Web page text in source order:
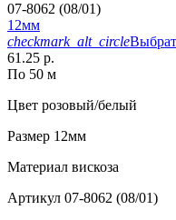
07-8062 (08/01)
12мм
checkmark_alt_circle
61.25 р.
По 50 м
Цвет розовый/белый
Размер 12мм
Материал вискоза
Артикул 07-8062 (08/01)